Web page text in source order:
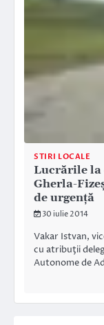
STIRI LOCALE
Lucrările la
Gherla-
de urgență
30 iulie 2014
Vakar Istvan,
cu atribuţii
Autonome de